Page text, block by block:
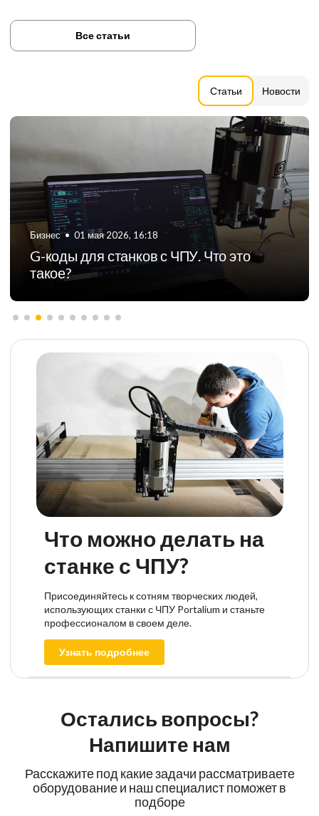
Статьи Новости
Все статьи
Бизнес • 06 августа 2024, 11:21
ТОП-5 российских производителей
фрезерных станков с ЧПУ
Что можно делать на
станке с ЧПУ?
Присоединяйтесь к сотням творческих людей,
использующих станки с ЧПУ Portalium и станьте
профессионалом в своем деле.
Узнать подробнее
Остались вопросы?
Напишите нам
Расскажите под какие задачи рассматриваете
оборудование и наш специалист поможет в
подборе